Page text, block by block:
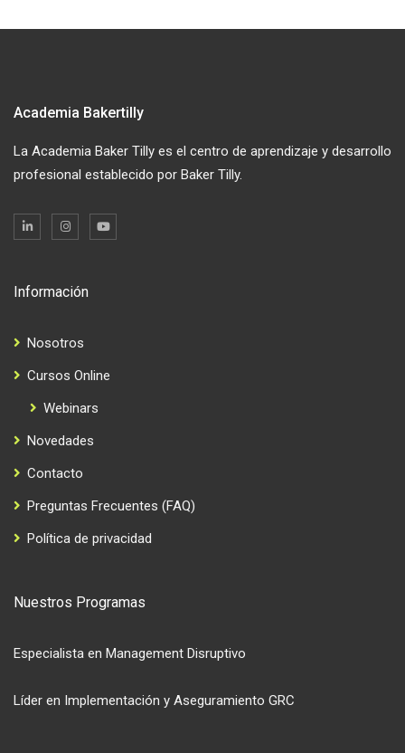
Academia Bakertilly
La Academia Baker Tilly es el centro de aprendizaje y desarrollo
profesional establecido por Baker Tilly.
Información
Nosotros
Cursos Online
Webinars
Novedades
Contacto
Preguntas Frecuentes (FAQ)
Política de privacidad
Nuestros Programas
Especialista en Management Disruptivo
Líder en Implementación y Aseguramiento GRC